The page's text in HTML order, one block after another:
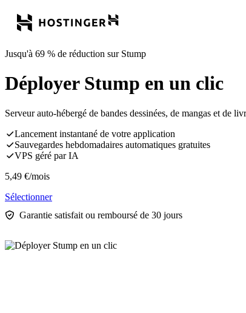
Jusqu'à 69 % de réduction sur Stump
Déployer Stump en un clic
Serveur auto-hébergé de bandes dessinées, de mangas et de
Lancement instantané de votre application
Sauvegardes hebdomadaires automatiques gratuites
VPS géré par IA
5,49 €/mois
Sélectionner
Garantie satisfait ou remboursé de 30 jours